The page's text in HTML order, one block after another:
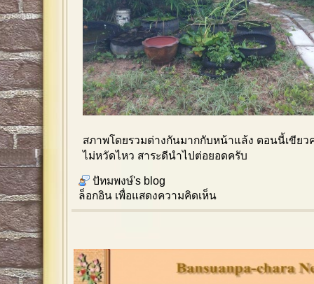
สภาพโดยรวมต่างกันมากกับหน้าแล้ง ตอนนี้เขีย
ไม่หวัดไหว สาระดีนำไปต่อยอดครับ
ปัทมพงษ์'s blog
ล็อกอิน เพื่อแสดงความคิดเห็น